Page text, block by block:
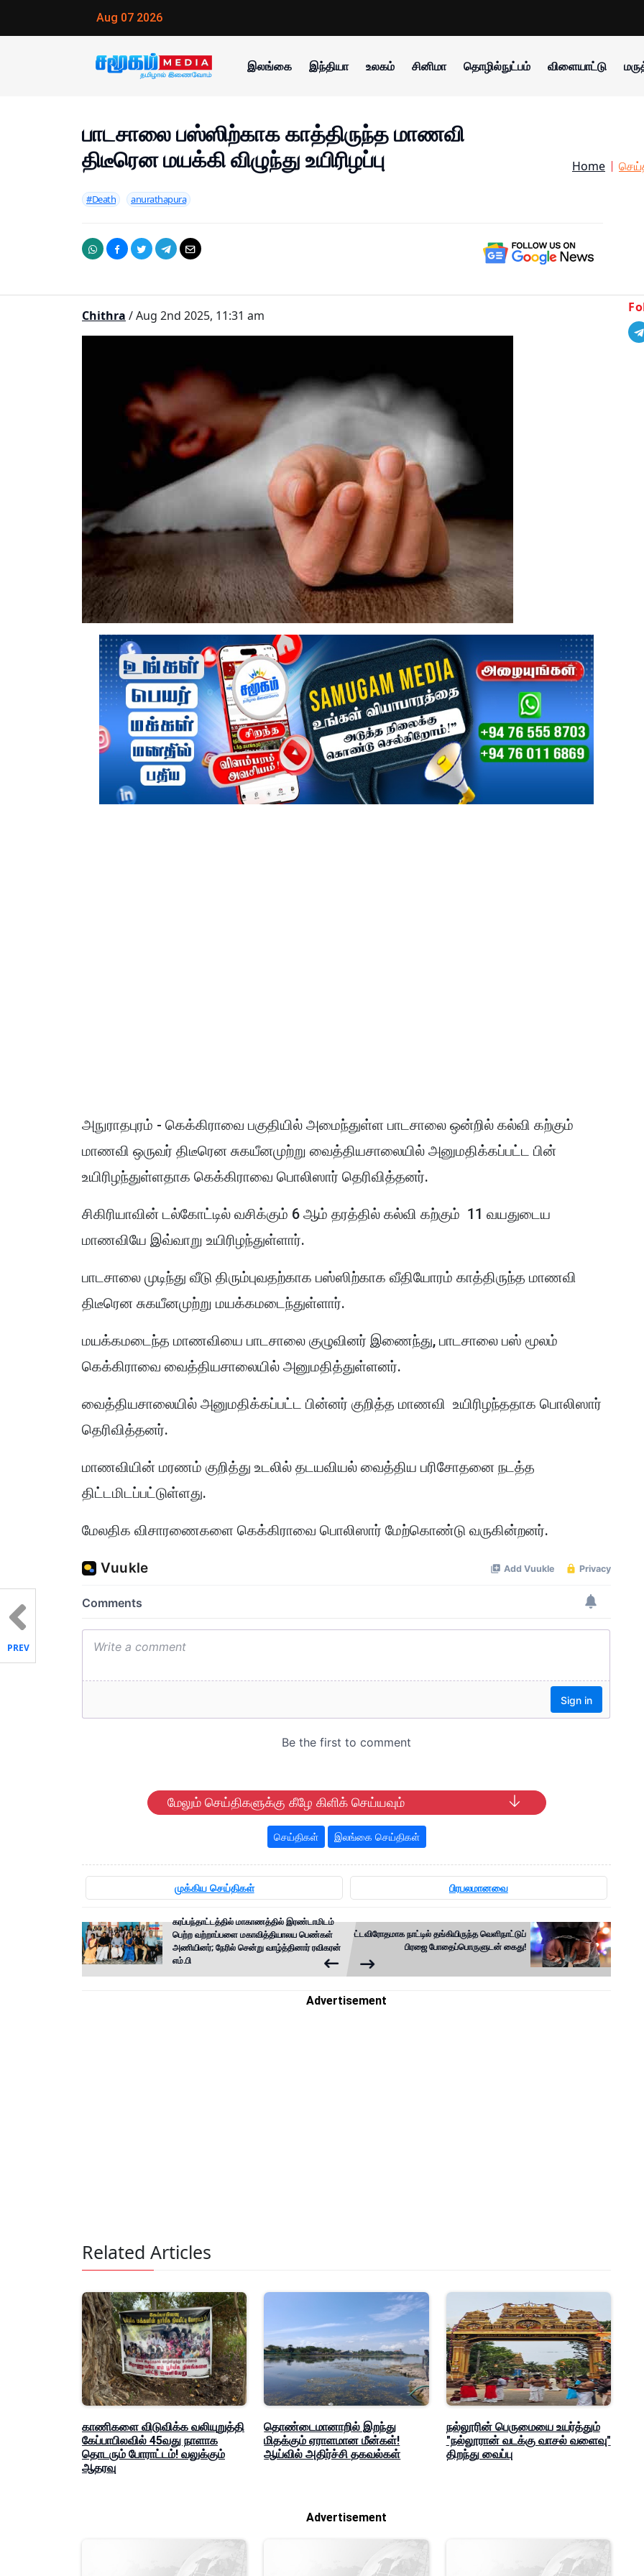
Aug 07 2026
இலங்கை இந்தியா உலகம் சினிமா தொழில்நுட்பம் விளையாட்டு
பாடசாலை பஸ்ஸிற்காக காத்திருந்த மாணவி
திடீரென மயக்கி விழுந்து உயிரிழப்பு
#Death anurathapura
Home
Chithra / Aug 2nd 2025, 11:31 am
அநுராதபுரம் - கெக்கிராவை பகுதியில் அமைந்துள்ள பாடசாலை ஒன்றில் கல்வி கற்கும்
மாணவி ஒருவர் திடீரென சுகயீனமுற்று வைத்தியசாலையில் அனுமதிக்கப்பட்ட பின்
உயிரிழந்துள்ளதாக கெக்கிராவை பொலிஸார் தெரிவித்தனர்.
சிகிரியாவின் டல்கோட்டில் வசிக்கும் 6 ஆம் தரத்தில் கல்வி கற்கும் 11 வயதுடைய
மாணவியே இவ்வாறு உயிரிழந்துள்ளார்.
பாடசாலை முடிந்து வீடு திரும்புவதற்காக பஸ்ஸிற்காக வீதியோரம் காத்திருந்த மாணவி
திடீரென சுகயீனமுற்று மயக்கமடைந்துள்ளார்.
மயக்கமடைந்த மாணவியை பாடசாலை குழுவினர் இணைந்து, பாடசாலை பஸ் மூலம்
கெக்கிராவை வைத்தியசாலையில் அனுமதித்துள்ளனர்.
வைத்தியசாலையில் அனுமதிக்கப்பட்ட பின்னர் குறித்த மாணவி உயிரிழந்ததாக பொலிஸார்
தெரிவித்தனர்.
மாணவியின் மரணம் குறித்து உடலில் தடயவியல் வைத்திய பரிசோதனை நடத்த
திட்டமிடப்பட்டுள்ளது.
மேலதிக விசாரணைகளை கெக்கிராவை பொலிஸார் மேற்கொண்டு வருகின்றனர்.
மேலும் செய்திகளுக்கு கீழே கிளிக் செய்யவும்
செய்திகள் இலங்கை செய்திகள்
முக்கிய செய்திகள் பிரபலமானவை
கரப்பந்தாட்டத்தில் மாகாணத்தில் இரண்டாமிடம்
பெற்ற வற்றாப்பளை மகாவித்தியாலய பெண்கள்
அணியினர்; நேரில் சென்று வாழ்த்தினார் ரவிகரன்
எம்.பி
சட்டவிரோதமாக நாட்டில் தங்கியிருந்த வெளிநாட்டுப்
பிரஜை போதைப்பொருளுடன் கைது!
PREV
Advertisement
Related Articles
காணிகளை விடுவிக்க வலியுறுத்தி
கேப்பாபிலவில் 45வது நாளாக
தொடரும் போராட்டம்! வலுக்கும்
ஆதரவு
தொண்டைமானாறில் இறந்து
மிதக்கும் ஏராளமான மீன்கள்!
ஆய்வில் அதிர்ச்சி தகவல்கள்
நல்லூரின் பெருமையை உயர்த்தும்
"நல்லூரான் வடக்கு வாசல் வளைவு"
திறந்து வைப்பு
Advertisement